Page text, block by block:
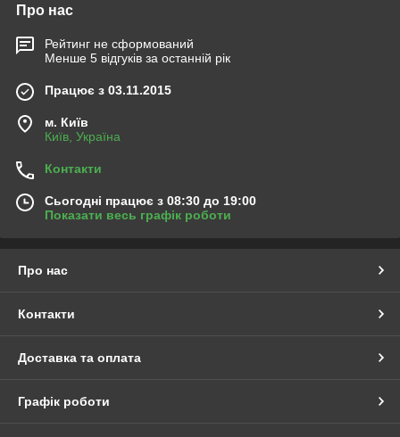
Про нас
Рейтинг не сформований
Менше 5 відгуків за останній рік
Працює з 03.11.2015
м. Київ
Київ, Україна
Контакти
Сьогодні працює з 08:30 до 19:00
Показати весь графік роботи
Про нас
Контакти
Доставка та оплата
Графік роботи